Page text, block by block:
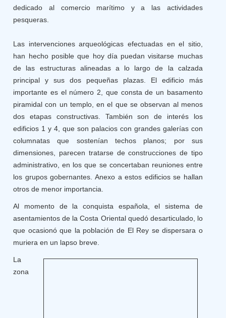
dedicado al comercio marítimo y a las actividades
pesqueras.
Las intervenciones arqueológicas efectuadas en el sitio,
han hecho posible que hoy día puedan visitarse muchas
de las estructuras alineadas a lo largo de la calzada
principal y sus dos pequeñas plazas. El edificio más
importante es el número 2, que consta de un basamento
piramidal con un templo, en el que se observan al menos
dos etapas constructivas. También son de interés los
edificios 1 y 4, que son palacios con grandes galerías con
columnatas que sostenían techos planos; por sus
dimensiones, parecen tratarse de construcciones de tipo
administrativo, en los que se concertaban reuniones entre
los grupos gobernantes. Anexo a estos edificios se hallan
otros de menor importancia.
Al momento de la conquista española, el sistema de
asentamientos de la Costa Oriental quedó desarticulado, lo
que ocasionó que la población de El Rey se dispersara o
muriera en un lapso breve.
La
zona